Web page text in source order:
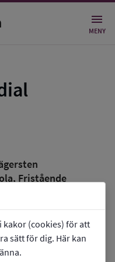
kakor (cookies) för att
sätt för dig. Här kan
MENY
, Fristående